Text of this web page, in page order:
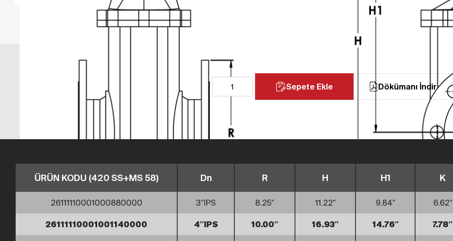
Sepete Ekle Dökümanı İndir
ÜRÜN KODU (420 SS+MS 58) Dn R H H1 K
26111110001000880000 3″IPS 8.25″ 11.22″ 9.84″ 6.62″
26111110001001140000 4″IPS 10.00″ 16.93″ 14.76″ 7.78″